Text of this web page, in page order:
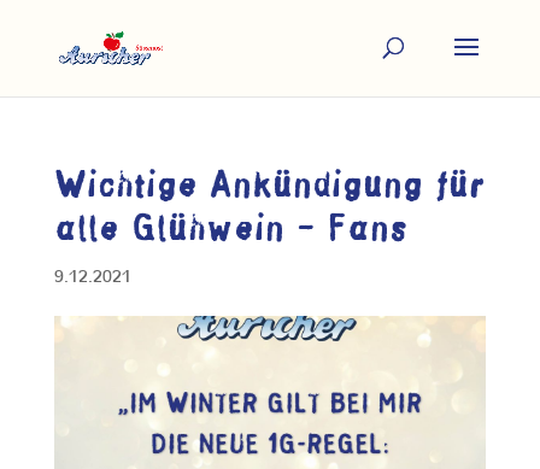
Wichtige Ankündigung für
alle Glühwein – Fans
9.12.2021